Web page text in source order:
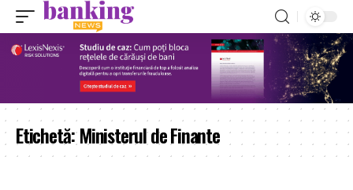
Etichetă:Ministerul de Finante